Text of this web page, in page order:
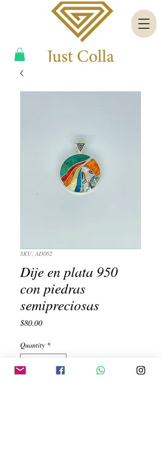
SKU: AD062
Dije en plata 950
con piedras
semipreciosas
$80.00Price
Quantity *